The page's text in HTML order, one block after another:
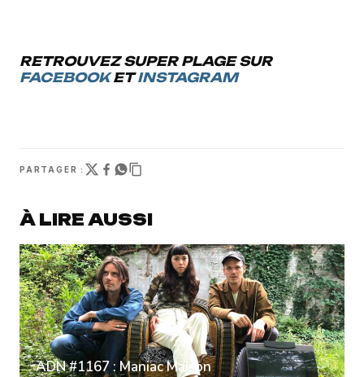
RETROUVEZ SUPER PLAGE SUR
FACEBOOKETINSTAGRAM
PARTAGER :
À LIRE AUSSI
ADN #1167 : Maniac Maison